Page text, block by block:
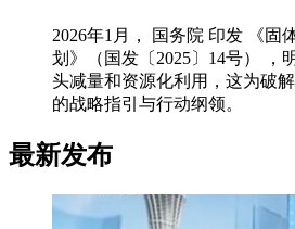
2026年1月， 国务院 印发 《固
划》（国发〔2025〕14号） ，
头减量和资源化利用，这为破
的战略指引与行动纲领。
最新发布